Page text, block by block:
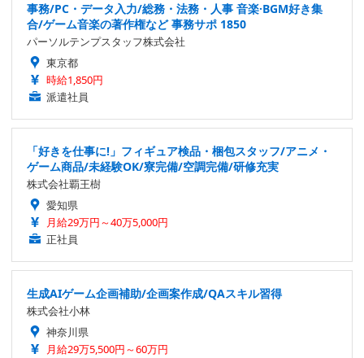
事務/PC・データ入力/総務・法務・人事 音楽·BGM好き集
合/ゲーム音楽の著作権など 事務サポ 1850
パーソルテンプスタッフ株式会社
東京都
時給1,850円
派遣社員
「好きを仕事に!」フィギュア検品・梱包スタッフ/アニメ・
ゲーム商品/未経験OK/寮完備/空調完備/研修充実
株式会社覇王樹
愛知県
月給29万円～40万5,000円
正社員
生成AIゲーム企画補助/企画案作成/QAスキル習得
株式会社小林
神奈川県
月給29万5,500円～60万円